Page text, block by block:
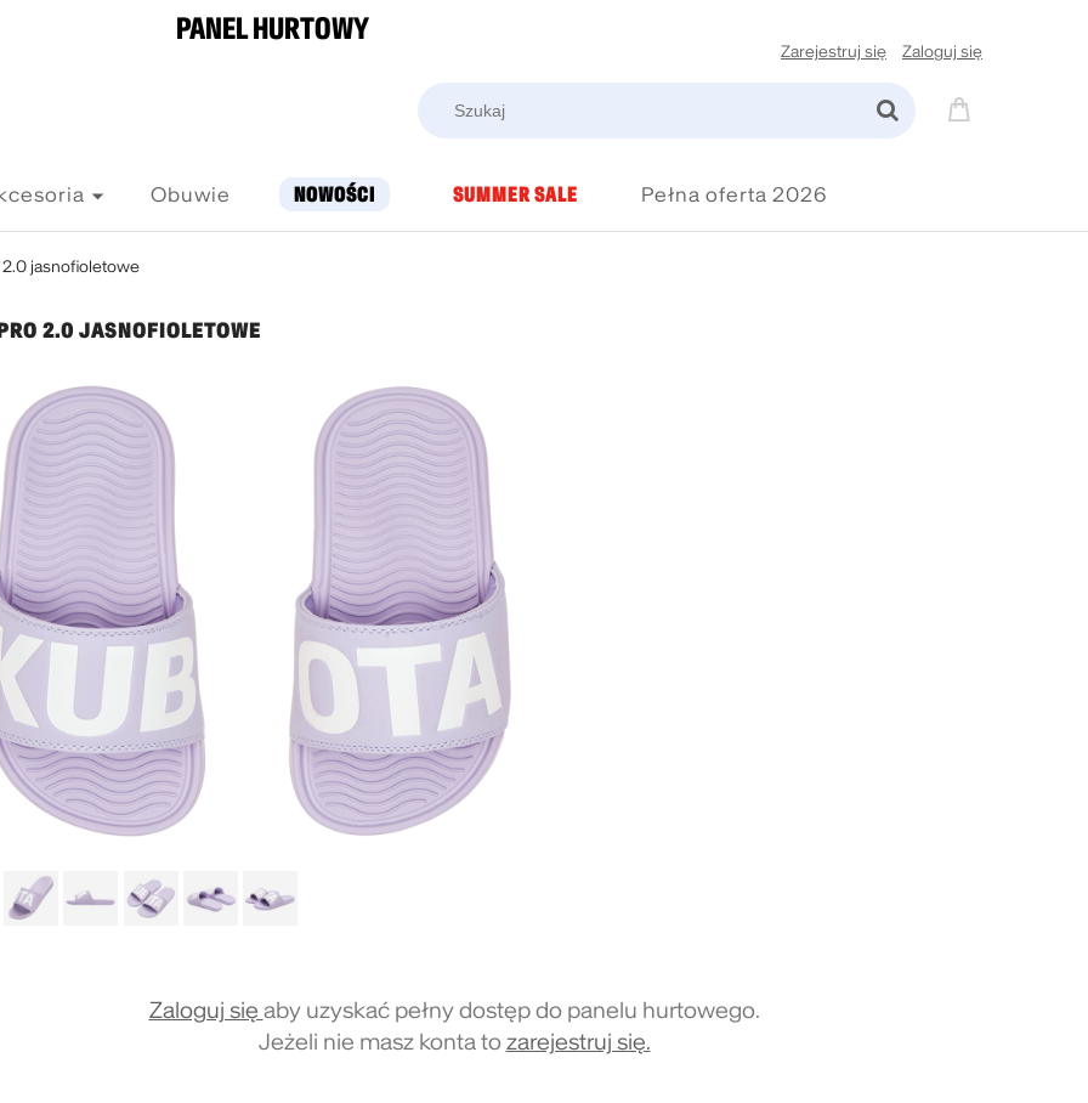
PANEL HURTOWY
Zarejestruj się Zaloguj się
Obuwie NOWOŚCI SUMMER SALE Pełna oferta 2026
2.0 jasnofioletowe
2.0 JASNOFIOLETOWE
Zaloguj się aby uzyskać pełny dostęp do panelu hurtowego.
Jeżeli nie masz konta tozarejestruj się.